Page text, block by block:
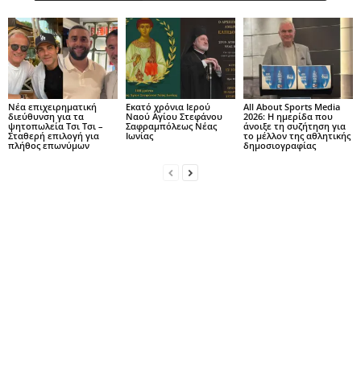
Νέα επιχειρηματική
διεύθυνση για τα
ψητοπωλεία Τσι Τσι –
Σταθερή επιλογή για
πλήθος επωνύμων
Εκατό χρόνια Ιερού
Ναού Αγίου Στεφάνου
Σαφραμπόλεως Νέας
Ιωνίας
All About Sports Media
2026: Η ημερίδα που
άνοιξε τη συζήτηση για
το μέλλον της αθλητικής
δημοσιογραφίας